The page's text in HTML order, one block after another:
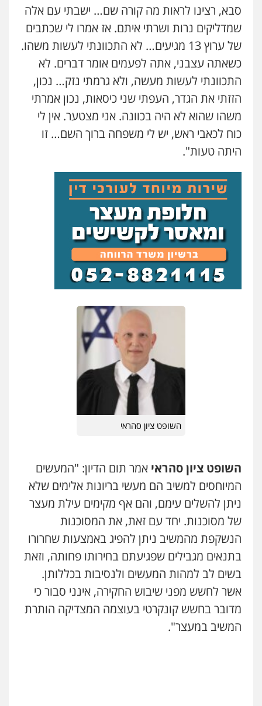
פלילי פשיעה חמורה מעצרים וחקירות
0546680127
עו"ד שנהב אילון
פלילי פשיעה חמורה חקירות ומעצרים
נוער עורכי דין לענייני אסירים תעבורה
0549475678
עו"ד אורנת קמרון
עו"ד חמאדה מסרי
תעבורה
0526631970
שני אלגרבלי – משרד עורכי דין
פלילי עורכי דין לענייני אסירים תעבורה
עו"ד רונן בנדל
משפט פלילי פשיעה חמורה
0524282442
סבא, רצינו לראות מה קורה שם… ישבתי עם אלה
שמדליקים נרות ושרתי איתם. אז אמרו לי שכתבים
של ערוץ 13 מגיעים… לא התכוונתי לעשות משהו.
כשאתה עצבני, אתה לפעמים אומר דברים. לא
התכוונתי לעשות מעשה, ולא גרמתי נזק… נכון,
הזזתי את הגדר, העפתי שני כיסאות, נכון אמרתי
משהו שהוא לא היה בכוונה. אני מצטער. אין לי
כוח לכאבי ראש, יש לי משפחה ברוך השם… זו
היתה טעות".
השופט ציון סהראי
השופט ציון סהראי אמר תום הדיון: "המעשים
המיוחסים למשיב הם מעשי בריונות אלימים שלא
ניתן להשלים עימם, והם אף מקימים עילת מעצר
של מסוכנות. יחד עם זאת, את המסוכנות
הנשקפת מהמשיב ניתן להפיג באמצעות שחרורו
בתנאים מגבילים שפגיעתם בחירותו פחותה, וזאת
בשים לב למהות המעשים ולנסיבות בכללותן.
אשר לחשש מפני שיבוש החקירה, אינני סבור כי
מדובר בחשש קונקרטי בעוצמה המצדיקה הותרת
המשיב במעצר".
עו"ד יוסי חמצני
כלכלי צווארון לבן פשיעה כלכלית עבירות
מס הלבנת הון
0505471497
עו"ד משה פלמור
פלילי כלכלי צווארון לבן עורכי דין לענייני
אסירים
0549732303